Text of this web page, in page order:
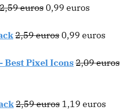
2,59 euros 0,99 euros
2,59 euros 0,99 euros
Best Pixel Icons2,09 euros
2,59 euros 1,19 euros